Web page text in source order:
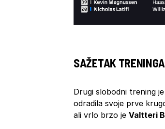
SAŽETAK
Drugi slobodni trening
odradila svoje prve
ali vrlo brzo je Valtteri